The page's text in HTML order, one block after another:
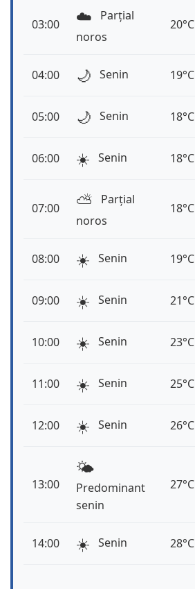
03:00 ☁️
Parțial
noros
20°C
04:00 🌙 Senin 19°C
05:00 🌙 Senin 18°C
06:00 ☀️ Senin 18°C
07:00 ⛅️
Parțial
noros
18°C
08:00 ☀️ Senin 19°C
09:00 ☀️ Senin 21°C
10:00 ☀️ Senin 23°C
11:00 ☀️ Senin 25°C
12:00 ☀️ Senin 26°C
13:00
🌤️
Predominant
senin
27°C
14:00 ☀️ Senin 28°C